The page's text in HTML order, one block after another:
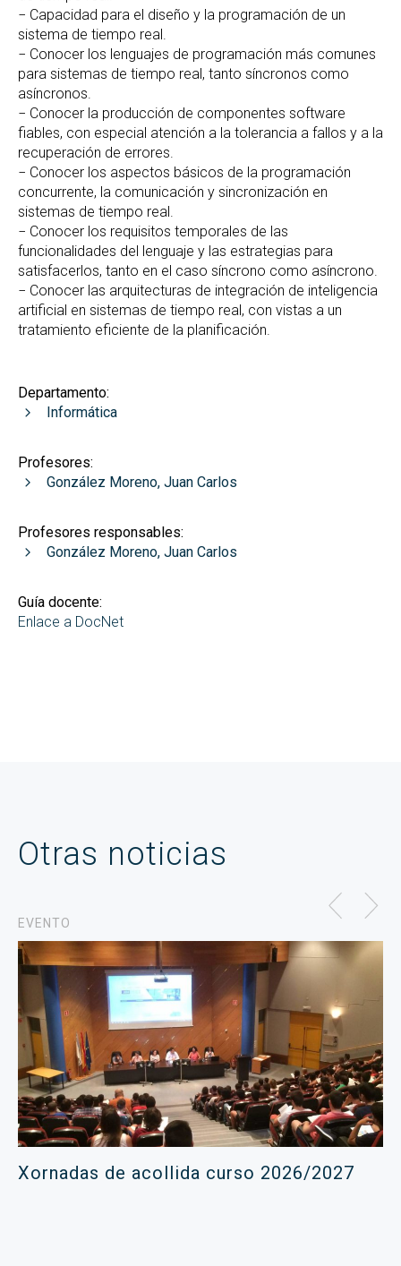
− Capacidad para el diseño y la programación de un
sistema de tiempo real.
− Conocer los lenguajes de programación más comunes
para sistemas de tiempo real, tanto síncronos como
asíncronos.
− Conocer la producción de componentes software
fiables, con especial atención a la tolerancia a fallos y a la
recuperación de errores.
− Conocer los aspectos básicos de la programación
concurrente, la comunicación y sincronización en
sistemas de tiempo real.
− Conocer los requisitos temporales de las
funcionalidades del lenguaje y las estrategias para
satisfacerlos, tanto en el caso síncrono como asíncrono.
− Conocer las arquitecturas de integración de inteligencia
artificial en sistemas de tiempo real, con vistas a un
tratamiento eficiente de la planificación.
Departamento:
Informática
Profesores:
González Moreno, Juan Carlos
Profesores responsables:
González Moreno, Juan Carlos
Guía docente:
Enlace a DocNet
Otras noticias
EVENTO
Xornadas de acollida curso 2026/2027